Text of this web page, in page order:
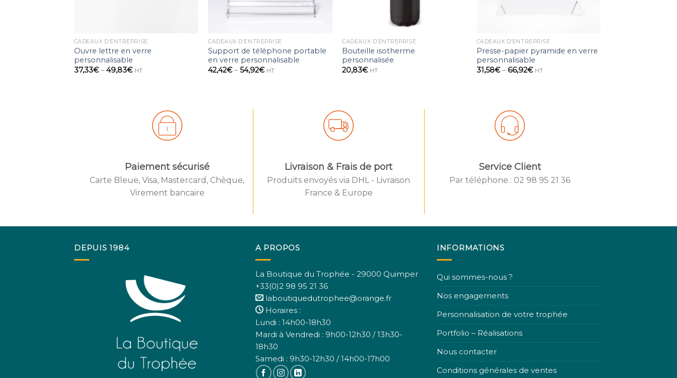
CADEAUX D’ENTREPRISE
Ouvre lettre en verre
personnalisable
37,33€–49,83€ HT
CADEAUX D’ENTREPRISE
Support de téléphone portable
en verre personnalisable
42,42€–54,92€ HT
CADEAUX D’ENTREPRISE
Bouteille isotherme
personnalisée
20,83€ HT
CADEAUX D’ENTREPRISE
Presse-papier pyramide en verre
personnalisable
31,58€– 66,92€ HT
Created by IYIKON
from the Noun Project
Paiement sécurisé
Carte Bleue, Visa, Mastercard, Chèque,
Virement bancaire
Created by IYIKON
from the Noun Project
Livraison & Frais de port
Produits envoyés via DHL - Livraison
France & Europe
from the Noun
Service Client
Par téléphone : 02 98 95 21 36
DEPUIS 1984 A PROPOS
La Boutique du Trophée - 29000 Quimper
+33(0)2 98 95 21 36
laboutiquedutrophee@orange.fr
Horaires :
Lundi : 14h00-18h30
Mardi à Vendredi : 9h00-12h30 / 13h30-
18h30
Samedi : 9h30-12h30 / 14h00-17h00
INFORMATIONS
Qui sommes-nous ?
Nos engagements
Personnalisation de votre trophée
Portfolio – Réalisations
Nous contacter
Conditions générales de ventes